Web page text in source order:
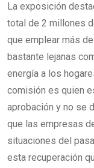
La exposición
total de 2 millones
que emplear más
bastante lejanas
energía a los
comisión es quien
aprobación y no se
que las empresas
situaciones del
esta recuperación